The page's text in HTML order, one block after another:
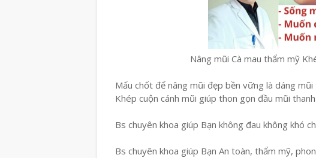
Nâng mũi Cà mau thẩm mỹ
Mấu chốt để nâng mũi đẹp bền vững là dáng mũi
Khép cuộn cánh mũi giúp thon gọn đầu mũi
Bs chuyên khoa giúp Bạn không đau không khó
Bs chuyên khoa giúp Bạn An toàn, thẩm mỹ,